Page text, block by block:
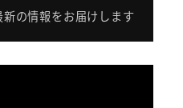
新の情報をお届けします